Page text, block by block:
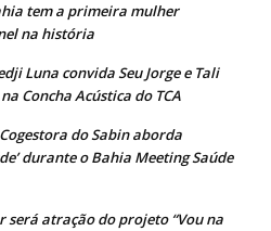
tem a primeira mulher
na história
Luna convida Seu Jorge e Tali
Concha Acústica do TCA
Cogestora do Sabin aborda
durante o Bahia Meeting Saúde
será atração do projeto “Vou na